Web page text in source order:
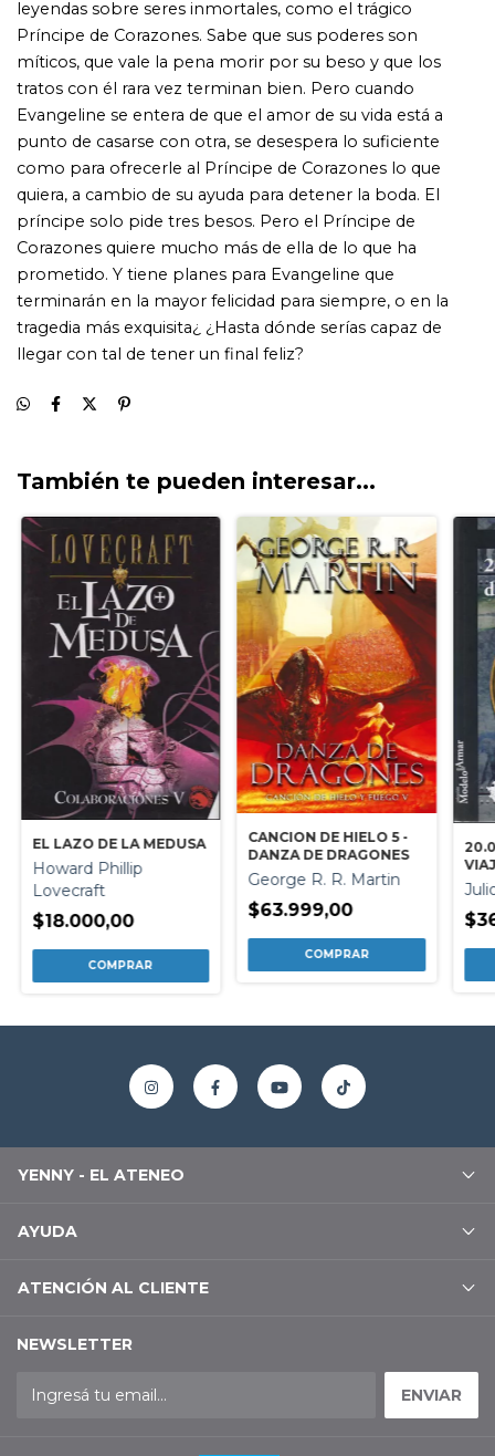
También te pueden interesar...
EL LAZO DE LA MEDUSA
Howard Phillip
Lovecraft
$18.000,00
CANCION DE HIELO 5 -
DANZA DE DRAGONES
George R. R. Martin
$63.999,00
YENNY - EL ATENEO
AYUDA
ATENCIÓN AL CLIENTE
NEWSLETTER